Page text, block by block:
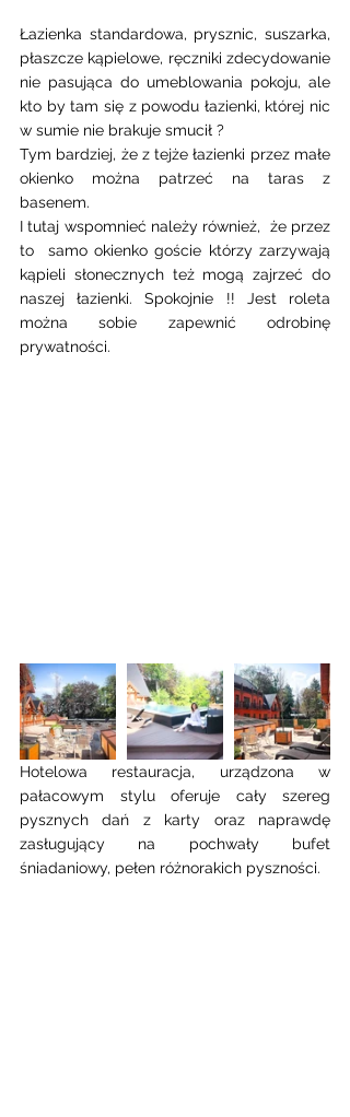
Łazienka standardowa, prysznic, suszarka,
płaszcze kąpielowe, ręczniki zdecydowanie
nie pasująca do umeblowania pokoju, ale
kto by tam się z powodu łazienki, której nic
w sumie nie brakuje smucił ?
Tym bardziej, że z tejże łazienki przez małe
okienko można patrzeć na taras z
basenem.
I tutaj wspomnieć należy również,  że przez
to  samo okienko goście którzy zarzywają
kąpieli słonecznych też mogą zajrzeć do
naszej łazienki. Spokojnie !! Jest roleta
można sobie zapewnić odrobinę
prywatności.
Hotelowa restauracja, urządzona w
pałacowym stylu oferuje cały szereg
pysznych dań z karty oraz naprawdę
zasługujący na pochwały bufet
śniadaniowy, pełen różnorakich pyszności.